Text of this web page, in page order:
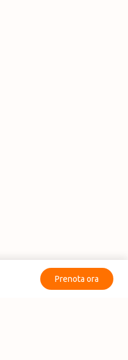
Prenota ora